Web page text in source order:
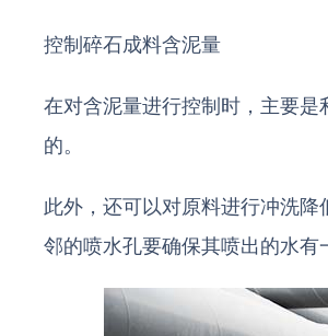
控制碎石成料含泥量
在对含泥量进行控制时，主要
的。
此外，还可以对原料进行冲洗
邻的喷水孔要确保其喷出的水